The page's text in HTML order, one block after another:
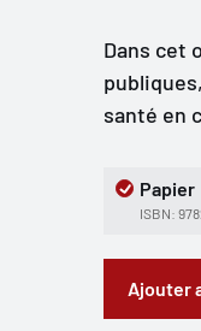
Dans cet
santé en
Papier
ISBN:
Ajouter